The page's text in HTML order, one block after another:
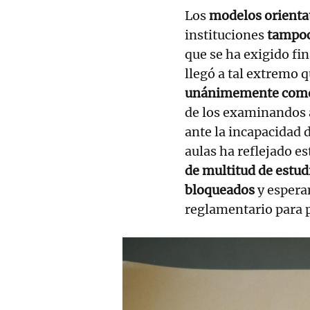
Losmodelos
instituciones
que se ha exigido
llegó a tal extremo
unánimemente
de los examinandos
ante la incapacidad
aulas ha reflejado
de multitud de
bloqueadosy
reglamentario para